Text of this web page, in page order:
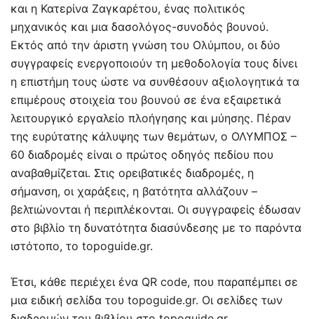
και η Κατερίνα Ζαγκαρέτου, ένας πολιτικός
μηχανικός και μια δασολόγος-συνοδός βουνού.
Εκτός από την άριστη γνώση του Ολύμπου, οι δύο
συγγραφείς ενεργοποιούν τη μεθοδολογία τους δίνει
η επιστήμη τους ώστε να συνθέσουν αξιολογητικά τα
επιμέρους στοιχεία του βουνού σε ένα εξαιρετικά
λειτουργικό εργαλείο πλοήγησης και μύησης. Πέραν
της ευρύτατης κάλυψης των θεμάτων, ο ΟΛΥΜΠΟΣ –
60 διαδρομές είναι ο πρώτος οδηγός πεδίου που
αναβαθμίζεται. Στις ορειβατικές διαδρομές, η
σήμανση, οι χαράξεις, η βατότητα αλλάζουν –
βελτιώνονται ή περιπλέκονται. Οι συγγραφείς έδωσαν
στο βιβλίο τη δυνατότητα διασύνδεσης με το παρόντα
ιστότοπο, το topoguide.gr.
Έτσι, κάθε περιέχει ένα QR code, που παραπέμπει σε
μια ειδική σελίδα του topoguide.gr. Οι σελίδες των